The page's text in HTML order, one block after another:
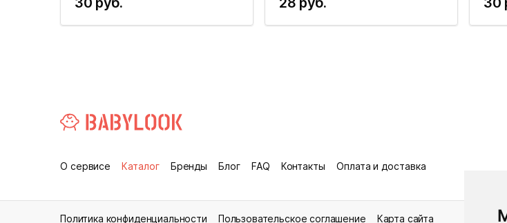
О сервисе Каталог Бренды Блог FAQ Контакты Оплата и доставка
Политика конфиденциальности Пользовательское соглашение Карта сайта